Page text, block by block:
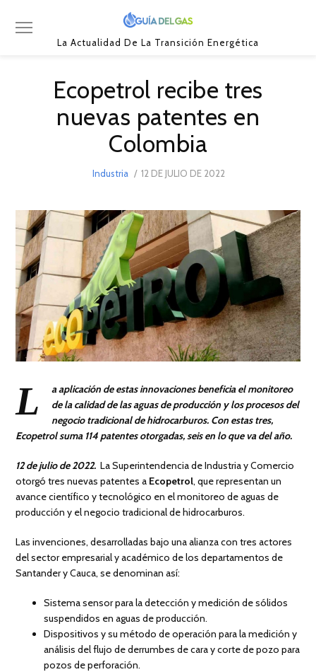
La Actualidad De La Transición Energética
Ecopetrol recibe tres
nuevas patentes en
Colombia
Industria
POSTED
12 DE JULIO DE 2022
DE
2022
L
a aplicación de estas innovaciones beneficia el monitoreo
de la calidad de las aguas de producción y los procesos del
negocio tradicional de hidrocarburos. Con estas tres,
Ecopetrol suma 114 patentes otorgadas, seis en lo que va del año.
12 de julio de 2022. La Superintendencia de Industria y Comercio
otorgó tres nuevas patentes a Ecopetrol, que representan un
avance científico y tecnológico en el monitoreo de aguas de
producción y el negocio tradicional de hidrocarburos.
Las invenciones, desarrolladas bajo una alianza con tres actores
del sector empresarial y académico de los departamentos de
Santander y Cauca, se denominan así:
Sistema sensor para la detección y medición de sólidos
suspendidos en aguas de producción.
Dispositivos y su método de operación para la medición y
análisis del flujo de derrumbes de cara y corte de pozo para
pozos de perforación.